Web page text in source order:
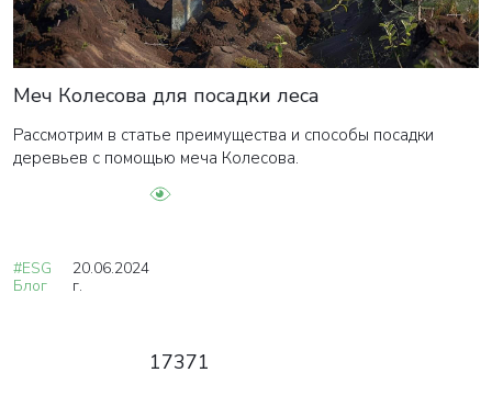
Меч Колесова для посадки леса
Рассмотрим в статье преимущества и способы посадки
деревьев с помощью меча Колесова.
#ESG
Блог
20.06.2024
г.
17371